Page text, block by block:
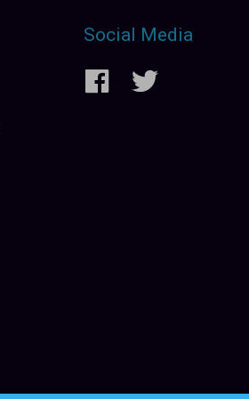
Social Media